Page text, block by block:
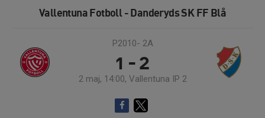
Vallentuna Fotboll - Danderyds SK FF Blå
P2010- 2A
1 - 2
2 maj, 14:00, Vallentuna IP 2